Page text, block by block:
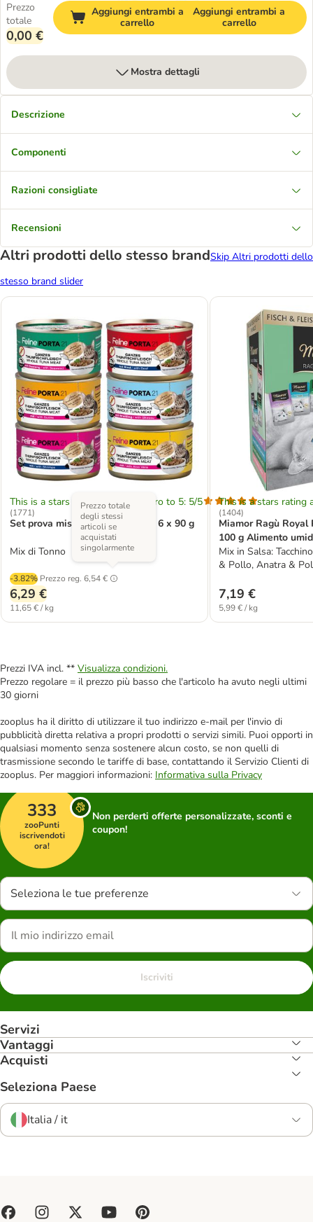
Prezzo
totale
0,00 €
Aggiungi entrambi a
carrello
Aggiungi entrambi a
carrello
Mostra dettagli
Descrizione
Componenti
Razioni consigliate
Recensioni
Altri prodotti dello stesso brandSkip Altri prodotti dello
stesso brand slider
This is a stars rating area from zero to 5: 5/5
(1771)
Set prova misto! Feline Porta 21 6 x 90 g
Mix di Tonno
-3.82% Prezzo reg. 6,54 €
Prezzo totale
degli stessi
articoli se
acquistati
singolarmente
6,29 €
11,65 € / kg
This is a stars rating
(1404)
Miamor Ragù Royal
100 g Alimento
Mix in Salsa:
& Pollo, Anatra &
7,19 €
5,99 € / kg
Prezzi IVA incl. ** Visualizza condizioni.
Prezzo regolare = il prezzo più basso che l'articolo ha avuto negli ultimi
30 giorni
zooplus ha il diritto di utilizzare il tuo indirizzo e-mail per l'invio di
pubblicità diretta relativa a propri prodotti o servizi simili. Puoi opporti in
qualsiasi momento senza sostenere alcun costo, se non quelli di
trasmissione secondo le tariffe di base, contattando il Servizio Clienti di
zooplus. Per maggiori informazioni: Informativa sulla Privacy
333
zooPunti
iscrivendoti
ora!
Non perderti offerte personalizzate, sconti e
coupon!
Seleziona le tue preferenze
Iscriviti
Servizi
Vantaggi
Acquisti
Seleziona Paese
Italia / it